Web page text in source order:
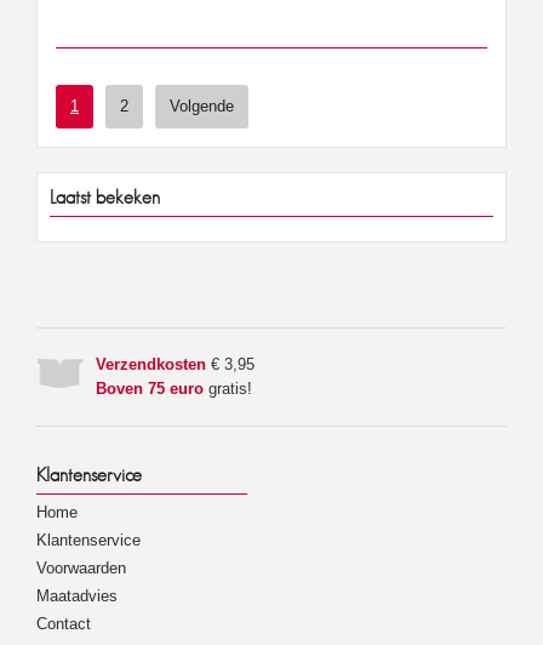
1 2 Volgende
Laatst bekeken
Verzendkosten € 3,95
Boven 75 euro gratis!
Klantenservice
Home
Klantenservice
Voorwaarden
Maatadvies
Contact